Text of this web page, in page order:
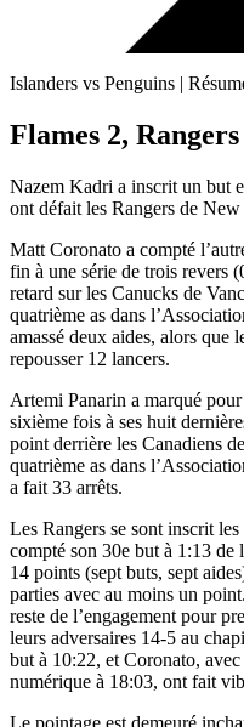
Islanders vs Penguins |
Flames 2, Rangers
Nazem Kadri a inscrit un but
ont défait les Rangers de
Matt Coronato a compté
fin à une série de trois revers
retard sur les Canucks de
quatrième as dans
amassé deux aides, alors que
repousser 12 lancers.
Artemi Panarin a marqué
sixième fois à ses huit
point derrière les Canadiens
quatrième as dans
a fait 33 arrêts.
Les Rangers se sont inscrit
compté son 30e but à 1:13
14 points (sept buts, sept
parties avec au moins un
reste de l’engagement pour
leurs adversaires 14-5 au
but à 10:22, et Coronato,
numérique à 18:03, ont fait